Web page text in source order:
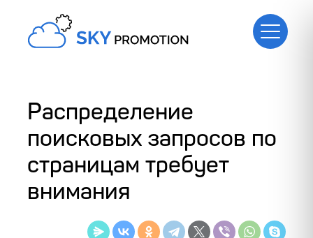
Распределение
поисковых запросов по
страницам требует
внимания